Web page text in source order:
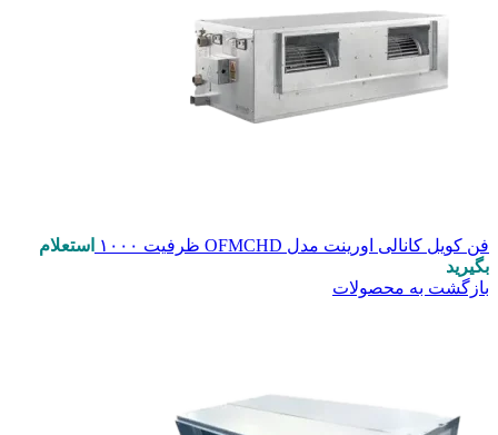
فن کویل کانالی اورینت مدل OFMCHD ظرفیت ۱۰۰۰
استعلام
بگیرید
بازگشت به محصولات